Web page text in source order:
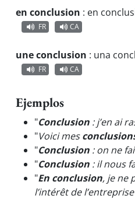
en conclusion : en
FR CA
une conclusion : una
FR
CA
Ejemplos
"Conclusion : j’en ai
"Voici mes
"Conclusion : on ne
"Conclusion : il nous
"En conclusion, je ne
l’intérêt de